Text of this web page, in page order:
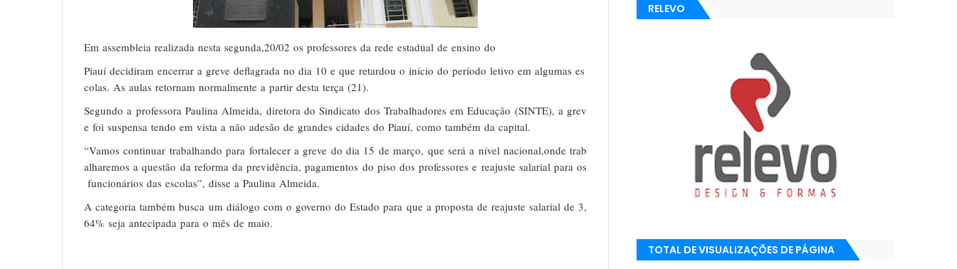
Em assembleia realizada nesta segunda,20/02 os professores da rede estadual de ensino do
Piauí decidiram encerrar a greve deflagrada no dia 10 e que retardou o início do período letivo em algumas es
colas. As aulas retornam normalmente a partir desta terça (21).
Segundo a professora Paulina Almeida, diretora do Sindicato dos Trabalhadores em Educação (SINTE), a grev
e foi suspensa tendo em vista a não adesão de grandes cidades do Piauí, como também da capital.
“Vamos continuar trabalhando para fortalecer a greve do dia 15 de março, que será a nível nacional,onde trab
alharemos a questão da reforma da previdência, pagamentos do piso dos professores e reajuste salarial para os
funcionários das escolas”, disse a Paulina Almeida.
A categoria também busca um diálogo com o governo do Estado para que a proposta de reajustesalarial de 3,
64% seja antecipada para o mês de maio.
RELEVO
TOTAL DE VISUALIZAÇÕES DE PÁGINA